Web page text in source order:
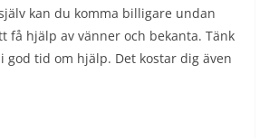
kan du komma billigare undan
få hjälp av vänner och bekanta. Tänk
god tid om hjälp. Det kostar dig även